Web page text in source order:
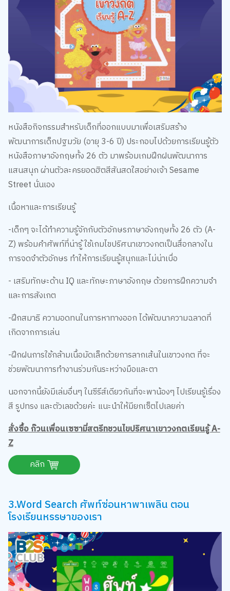
หนังสือกิจกรรมสำหรับเด็กที่ออกแบบมาเพื่อเสริมสร้าง
พัฒนาการเด็กปฐมวัย (อายุ 3-6 ปี) ประกอบไปด้วยการเรียนรู้ตัว
หนังสือภาษาอังกฤษทั้ง 26 ตัว มาพร้อมเกมฝึกฝนพัฒนาการ
แสนสนุก ผ่านตัวละครยอดฮิตสีสันสดใสอย่างเจ้า Sesame
Street นั่นเอง
เนื้อหาและการเรียนรู้
-เด็กๆ จะได้ทำความรู้จักกับตัวอักษรภาษาอังกฤษทั้ง 26 ตัว (A-
Z) พร้อมคำศัพท์ที่น่ารู้ ใช้เกมไขปริศนาเขาวงกตเป็นสื่อกลางใน
การจดจำตัวอักษร ทำให้การเรียนรู้สนุกและไม่น่าเบื่อ
- เสริมทักษะด้าน IQ และทักษะภาษาอังกฤษ ด้วยการฝึกความจำ
และการสังเกต
-ฝึกสมาธิ ความอดทนในการหาทางออก ได้พัฒนาความฉลาดที่
เกิดจากการเล่น
-ฝึกฝนการใช้กล้ามเนื้อมัดเล็กด้วยการลากเส้นในเขาวงกต ที่จะ
ช่วยพัฒนาการทำงานร่วมกันระหว่างมือและตา
นอกจากนี้ยังมีเล่มอื่นๆ ในซีรีส์เดียวกันที่จะพาน้องๆ ไปเรียนรู้เรื่อง
สี รูปทรง และตัวเลขด้วยค่ะ แนะนำให้มียกเซ็ตไปเลยค่า
สั่งซื้อ ก๊วนเพื่อนเซซามี่สตรีทชวนไขปริศนาเขาวงกตเรียนรู้ A-
Z
คลิก
3.Word Search ศัพท์ซ่อนหาพาเพลิน ตอน
โรงเรียนหรรษาของเรา